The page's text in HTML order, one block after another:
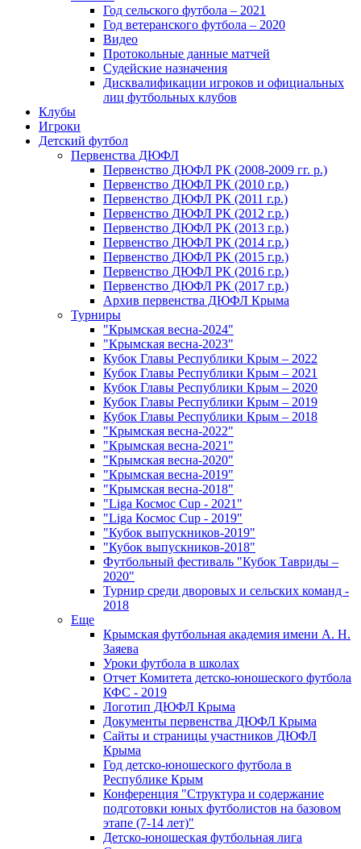
Год сельского футбола – 2021
Год ветеранского футбола – 2020
Видео
Протокольные данные матчей
Судейские назначения
Дисквалификации игроков и официальных
лиц футбольных клубов
Клубы
Игроки
Детский футбол
Первенства ДЮФЛ
Первенство ДЮФЛ РК (2008-2009 гг. р.)
Первенство ДЮФЛ РК (2010 г.р.)
Первенство ДЮФЛ РК (2011 г.р.)
Первенство ДЮФЛ РК (2012 г.р.)
Первенство ДЮФЛ РК (2013 г.р.)
Первенство ДЮФЛ РК (2014 г.р.)
Первенство ДЮФЛ РК (2015 г.р.)
Первенство ДЮФЛ РК (2016 г.р.)
Первенство ДЮФЛ РК (2017 г.р.)
Архив первенства ДЮФЛ Крыма
Турниры
"Крымская весна-2024"
"Крымская весна-2023"
Кубок Главы Республики Крым – 2022
Кубок Главы Республики Крым – 2021
Кубок Главы Республики Крым – 2020
Кубок Главы Республики Крым – 2019
Кубок Главы Республики Крым – 2018
"Крымская весна-2022"
"Крымская весна-2021"
"Крымская весна-2020"
"Крымская весна-2019"
"Крымская весна-2018"
"Liga Космос Cup - 2021"
"Liga Космос Cup - 2019"
"Кубок выпускников-2019"
"Кубок выпускников-2018"
Футбольный фестиваль "Кубок Тавриды –
2020"
Турнир среди дворовых и сельских команд -
2018
Еще
Крымская футбольная академия имени А. Н.
Заяева
Уроки футбола в школах
Отчет Комитета детско-юношеского футбола
КФС - 2019
Логотип ДЮФЛ Крыма
Документы первенства ДЮФЛ Крыма
Сайты и страницы участников ДЮФЛ
Крыма
Год детско-юношеского футбола в
Республике Крым
Конференция "Структура и содержание
подготовки юных футболистов на базовом
этапе (7-14 лет)"
Детско-юношеская футбольная лига